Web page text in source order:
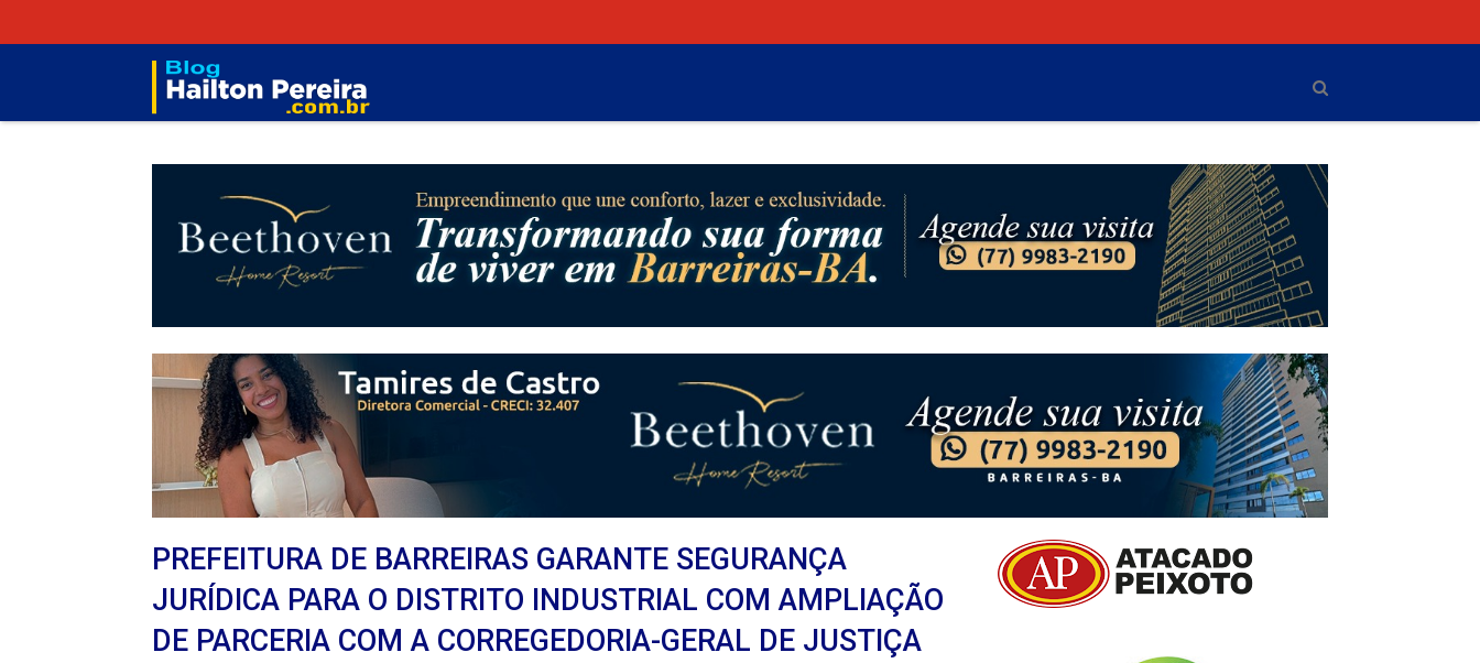
PREFEITURA DE BARREIRAS GARANTE SEGURANÇA
JURÍDICA PARA O DISTRITO INDUSTRIAL COM AMPLIAÇÃO
DE PARCERIA COM A CORREGEDORIA-GERAL DE JUSTIÇA